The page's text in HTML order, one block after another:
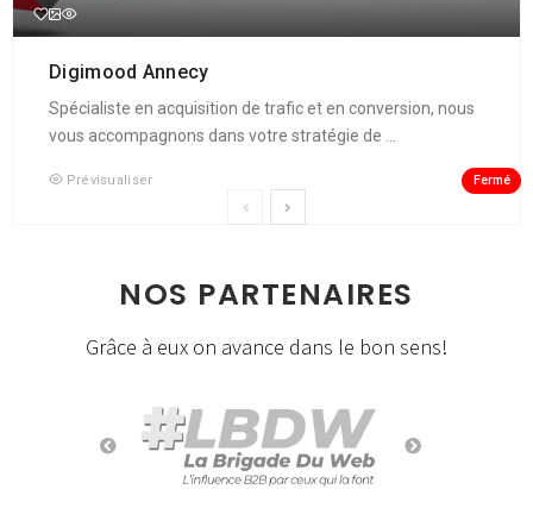
Digimood Annecy
Spécialiste en acquisition de trafic et en conversion, nous
vous accompagnons dans votre stratégie de ...
Prévisualiser Fermé
NOS PARTENAIRES
Grâce à eux on avance dans le bon sens!